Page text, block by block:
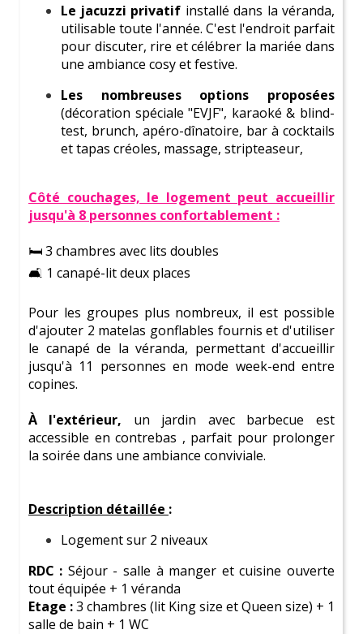
Ne perd plus une minute ! Réserve ta
découverte gratuite dès maintenant
comment nous pouvons t'aider à créer l'événement
Laisse-toi inspirer par notrelarge gamme
activitéset trouve celle qui correspond parfaitement
à la personnalité de ton amie. Que tu cherche une
journée détente, une aventure palpitante ou une
Tu as des questions ou besoin d'aide pour faire ton
choix ? Nous sommes là pour t'accompagner.
nous serons ravis de partager notre expérience pour
Le jacuzzi privatif installé dans la véranda,
utilisable toute l'année. C'est l'endroit parfait
pour discuter, rire et célébrer la mariée dans
une ambiance cosy et festive.
Les nombreuses options proposées
(décoration spéciale "EVJF", karaoké & blind-
test, brunch, apéro-dînatoire, bar à cocktails
et tapas créoles, massage, stripteaseur,
Côté couchages, le logement peut accueillir
jusqu'à 8 personnes confortablement :
🛏️ 3 chambres avec lits doubles
🛋️ 1 canapé-lit deux places
Pour les groupes plus nombreux, il est possible
d'ajouter 2 matelas gonflables fournis et d'utiliser
le canapé de la véranda, permettant d'accueillir
jusqu'à 11 personnes en mode week-end entre
copines.
À l'extérieur, un jardin avec barbecue est
accessible en contrebas , parfait pour prolonger
la soirée dans une ambiance conviviale.
Description détaillée :
Logement sur 2 niveaux
RDC : Séjour - salle à manger et cuisine ouverte
tout équipée + 1 véranda
Etage :3 chambres (lit King size et Queen size) + 1
salle de bain + 1 WC